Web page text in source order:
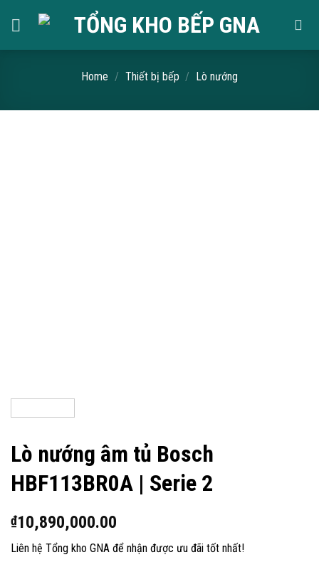
Home / Thiết bị bếp / Lò nướng
Lò nướng âm tủ Bosch
HBF113BR0A | Serie 2
₫10,890,000.00
Liên hệ Tổng kho GNA để nhận được ưu đãi tốt nhất!